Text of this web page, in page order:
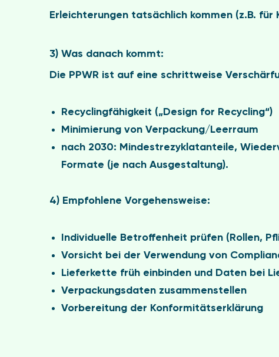
Erleichterungen tatsächlich kommen (z.B. für
3) Was danach kommt:
Die PPWR ist auf eine schrittweise
Recyclingfähigkeit („Design for Recycling“)
Minimierung von Verpackung/Leerraum
nach 2030: Mindestrezyklatanteile,
Formate (je nach Ausgestaltung).
4) Empfohlene Vorgehensweise:
Individuelle Betroffenheit prüfen (Rollen,
Vorsicht bei der Verwendung von
Lieferkette früh einbinden und Daten bei
Verpackungsdaten zusammenstellen
Vorbereitung der Konformitätserklärung